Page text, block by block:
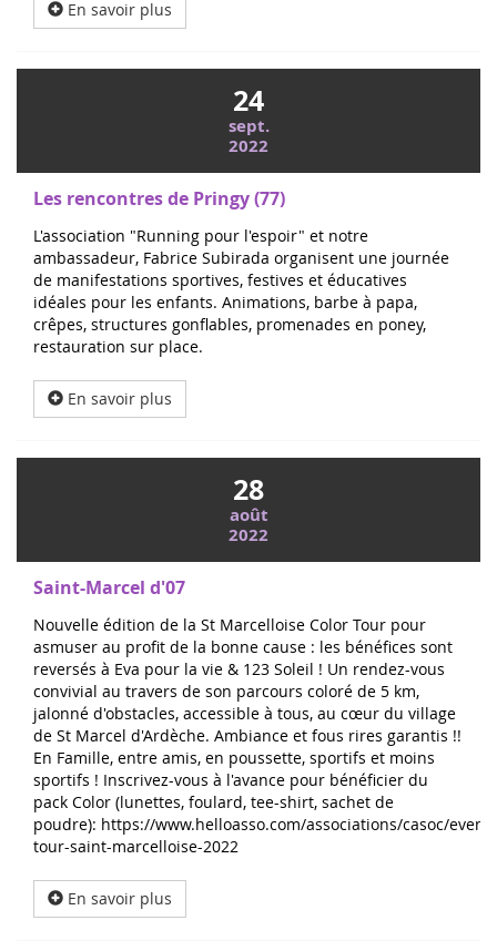
En savoir plus
24
sept.
2022
Les rencontres de Pringy (77)
L'association "Running pour l'espoir" et notre
ambassadeur, Fabrice Subirada organisent une journée
de manifestations sportives, festives et éducatives
idéales pour les enfants. Animations, barbe à papa,
crêpes, structures gonflables, promenades en poney,
restauration sur place.
En savoir plus
28
août
2022
Saint-Marcel d'07
Nouvelle édition de la St Marcelloise Color Tour pour
asmuser au profit de la bonne cause : les bénéfices sont
reversés à Eva pour la vie & 123 Soleil ! Un rendez-vous
convivial au travers de son parcours coloré de 5 km,
jalonné d'obstacles, accessible à tous, au cœur du village
de St Marcel d'Ardèche. Ambiance et fous rires garantis !!
En Famille, entre amis, en poussette, sportifs et moins
sportifs ! Inscrivez-vous à l'avance pour bénéficier du
pack Color (lunettes, foulard, tee-shirt, sachet de
poudre): https://www.helloasso.com/associations/casoc/
tour-saint-marcelloise-2022
En savoir plus